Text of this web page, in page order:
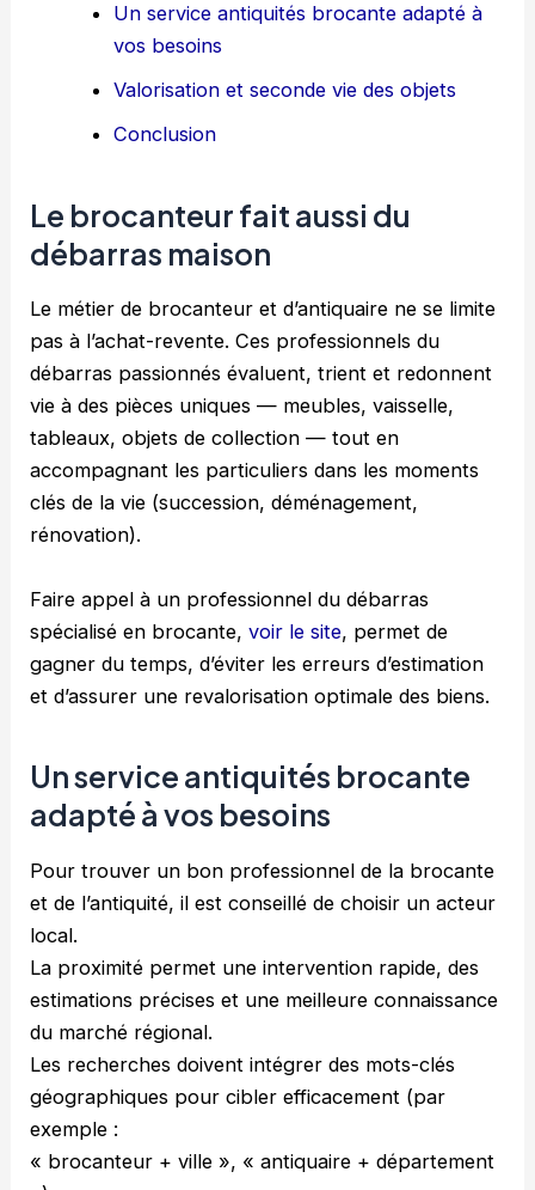
Un service antiquités brocante adapté à
vos besoins
Valorisation et seconde vie des objets
Conclusion
Le brocanteur fait aussi du
débarras maison
Le métier de brocanteur et d’antiquaire ne se limite
pas à l’achat-revente. Ces professionnels du
débarras passionnés évaluent, trient et redonnent
vie à des pièces uniques — meubles, vaisselle,
tableaux, objets de collection — tout en
accompagnant les particuliers dans les moments
clés de la vie (succession, déménagement,
rénovation).
Faire appel à un professionnel du débarras
spécialisé en brocante,voir le site, permet de
gagner du temps, d’éviter les erreurs d’estimation
et d’assurer une revalorisation optimale des biens.
Un service antiquités brocante
adapté à vos besoins
Pour trouver un bon professionnel de la brocante
et de l’antiquité, il est conseillé de choisir un acteur
local.
La proximité permet une intervention rapide, des
estimations précises et une meilleure connaissance
du marché régional.
Les recherches doivent intégrer des mots-clés
géographiques pour cibler efficacement (par
exemple :
« brocanteur + ville », « antiquaire + département